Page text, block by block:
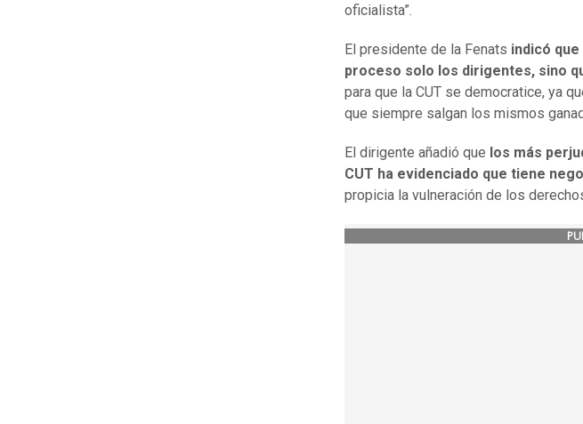
oficialista”.
El presidente de la Fenats indicó
proceso solo los dirigentes, sino
para que la CUT se democratice, ya
que siempre salgan los mismos
El dirigente añadió que los más
CUT ha evidenciado que tiene
propicia la vulneración de los